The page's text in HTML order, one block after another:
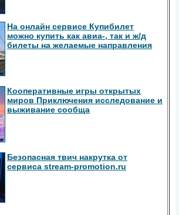
На онлайн сервисе Купибилет
можно купить как авиа-, так и ж/д
билеты на желаемые направления
Кооперативные игры открытых
миров Приключения исследование и
выживание сообща
Безопасная твич накрутка от
сервиса stream-promotion.ru